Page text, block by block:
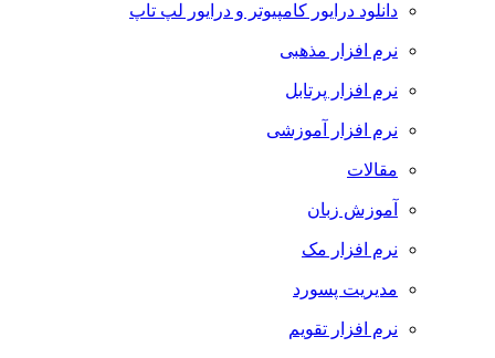
دانلود درایور کامپیوتر و درایور لپ تاپ
نرم افزار مذهبی
نرم افزار پرتابل
نرم افزار آموزشی
مقالات
آموزش زبان
نرم افزار مک
مدیریت پسورد
نرم افزار تقویم